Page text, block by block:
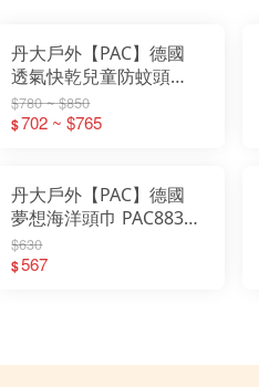
丹大戶外【PAC】德國
透氣快乾兒童防蚊頭
PAC8913│口罩│髮帶│帽
子│頭帶│領巾│低敏│透
$780 ~ $850
$702 ~ $765
丹大戶外【PAC】德國
夢想海洋頭巾 PAC8834│
髮帶│圍脖│領巾│頭帶│
頭巾│口罩│透氣│快乾│
$630
$567